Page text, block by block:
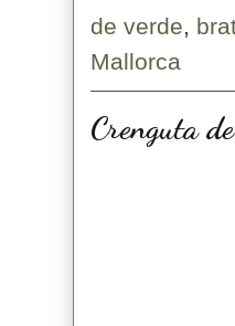
de verde,
Mallorca
Crenguta